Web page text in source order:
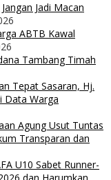
Jadi Macan
ABTB Kawal
Tambang Timah
Tepat Sasaran, Hj.
Data Warga
Agung Usut Tuntas
Transparan dan
U10 Sabet Runner-